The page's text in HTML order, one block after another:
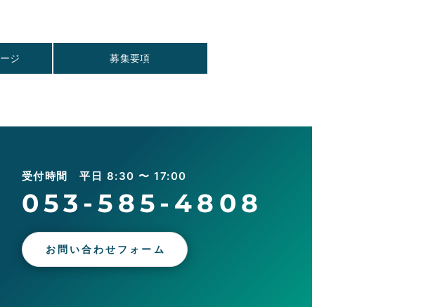
ジ 募集要項
受付時間 平日 8:30 〜 17:00
053-585-4808
お問い合わせフォーム